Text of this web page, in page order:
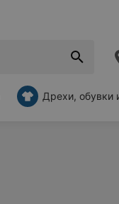
Дрехи, обувки